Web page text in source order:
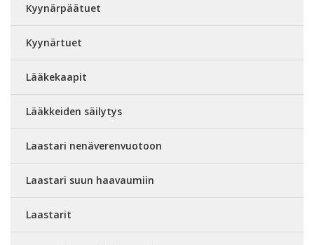
Kyynärpäätuet
Kyynärtuet
Lääkekaapit
Lääkkeiden säilytys
Laastari nenäverenvuotoon
Laastari suun haavaumiin
Laastarit